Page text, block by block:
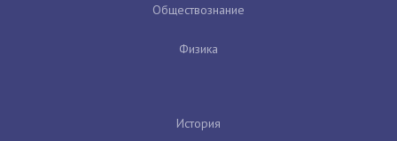
Обществознание
Физика
История